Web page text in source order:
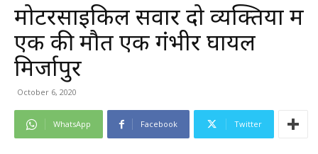
मोटरसाइकिल सवार दो व्यक्तियों में
एक की मौत एक गंभीर घायल
मिर्जापुर
October 6, 2020
WhatsApp Facebook Twitter